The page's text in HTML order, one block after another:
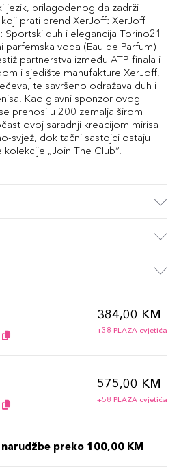
jezik, prilagođenog da zadrži
prati brend XerJoff: XerJoff
Sportski duh i elegancija Torino21
parfemska voda (Eau de Parfum)
partnerstva između ATP finala i
i sjedište manufakture XerJoff,
te savršeno odražava duh i
Kao glavni sponzor ovog
prenosi u 200 zemalja širom
ovoj saradnji kreacijom mirisa
svjež, dok tačni sastojci ostaju
„Join The Club“.
384,00 KM
+38 PLAZA cvjetića
575,00 KM
+58 PLAZA cvjetića
preko 100,00 KM